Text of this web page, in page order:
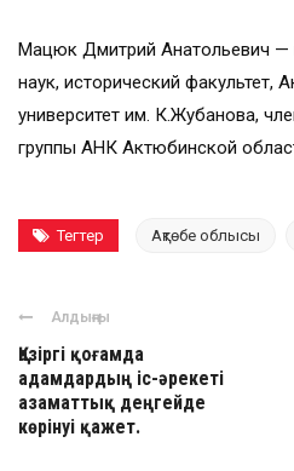
Мацюк Дмитрий Анатольевич —
наук, исторический факультет,
университет им. К.Жубанова,
группы АНК Актюбинской
Тегтер Ақтөбе облысы
Алдыңғы
Қазіргі қоғамда
адамдардың іс-әрекеті
азаматтық деңгейде
көрінуі қажет.